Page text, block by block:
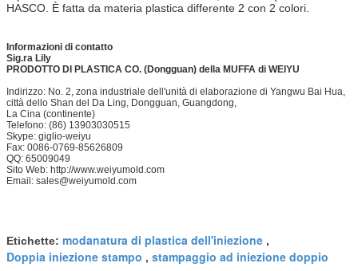
HASCO. È fatta da materia plastica differente 2 con 2 colori.
Informazioni di contatto
Sig.ra Lily
PRODOTTO DI PLASTICA CO. (Dongguan) della MUFFA di WEIYU
Indirizzo: No. 2, zona industriale dell'unità di elaborazione di Yangwu Bai Hua,
città dello Shan del Da Ling, Dongguan, Guangdong,
La Cina (continente)
Telefono: (86) 13903030515
Skype: giglio-weiyu
Fax: 0086-0769-85626809
QQ: 65009049
Sito Web: http://www.weiyumold.com
Email: sales@weiyumold.com
Etichette: modanatura di plastica dell'iniezione ,
Doppia iniezione stampo , stampaggio ad iniezione doppio